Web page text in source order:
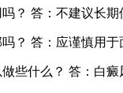
？ 答：不建议长
？ 答：应谨慎用
些什么？ 答：白